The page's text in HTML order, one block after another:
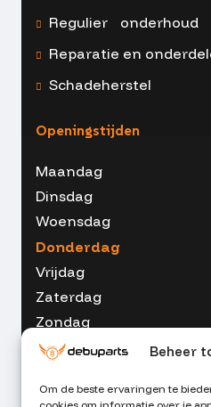
Beheer
Om de beste ervaringen te
Regulier onderhoud
Reparatie en
Schadeherstel
Openingstijden
Maandag
Dinsdag
Woensdag
Donderdag
Vrijdag
Zaterdag
Zondag